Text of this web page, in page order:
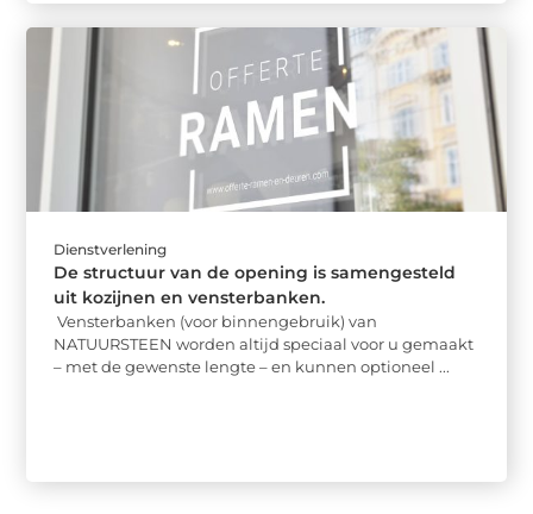
Dienstverlening
De structuur van de opening is samengesteld
uit kozijnen en vensterbanken.
Vensterbanken (voor binnengebruik) van
NATUURSTEEN worden altijd speciaal voor u gemaakt
– met de gewenste lengte – en kunnen optioneel ...